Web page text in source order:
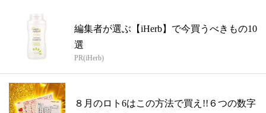
編集者が選ぶ【iHerb】で今買うべきもの10
選
PR(iHerb)
８月のロト6はこの方法で買え!!６つの数字